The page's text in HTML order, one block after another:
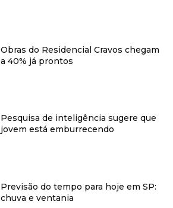
Obras do Residencial Cravos chegam
a 40% já prontos
Pesquisa de inteligência sugere que
jovem está emburrecendo
Previsão do tempo para hoje em SP:
chuva e ventania